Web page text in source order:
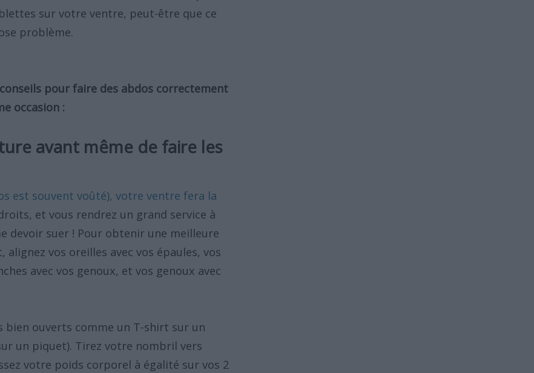
sur votre ventre, peut-être que ce
problème.
pour faire des abdos correctement
occasion :
avant même de faire les
est souvent voûté), votre ventre fera la
et vous rendrez un grand service à
devoir suer ! Pour obtenir une meilleure
vos oreilles avec vos épaules, vos
avec vos genoux, et vos genoux avec
bien ouverts comme un T-shirt sur un
un piquet). Tirez votre nombril vers
votre poids corporel à égalité sur vos 2